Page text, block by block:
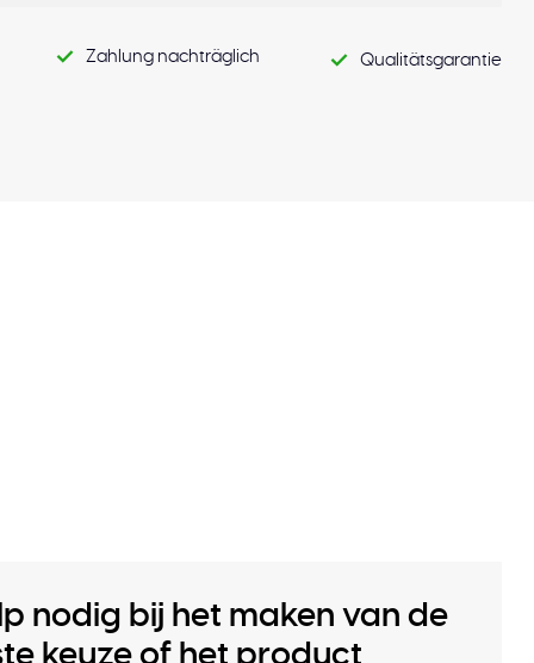
Zahlung nachträglich Qualitätsgarantie
nodig bij het maken van de
keuze of het product